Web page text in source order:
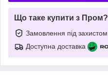
Що таке купити з Пром?
Замовлення під захистом
Доступна доставка